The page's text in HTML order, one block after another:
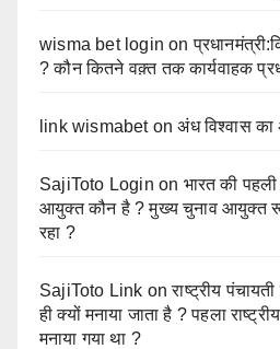
wisma bet login on
? कौन कितने वक़्त तक कार्यवाहक
link wismabetonअंध विश्वास
SajiToto Login on भारत की पहली
आयुक्त कौन है ? मुख्य चुनाव आयुक्त
रहा ?
SajiToto Link onराष्ट्रीय
ही क्यों मनाया जाता है ? पहला
मनाया गया था ?